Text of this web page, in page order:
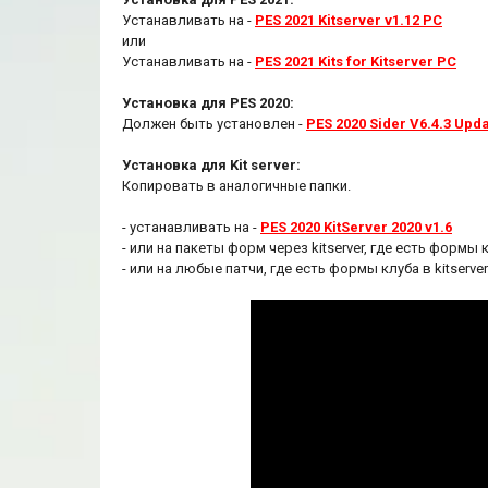
Устанавливать на - PES 2021 Kitserver v1.12 PC
или
Устанавливать на - PES 2021 Kits for Kitserver PC
Установка для PES 2020:
Должен быть установлен - PES 2020 Sider V6.4.3
Установка для Kit server:
Копировать в аналогичные папки.
- устанавливать на - PES 2020 KitServer 2020 v1.6
- или на пакеты форм через kitserver, где есть формы
- или на любые патчи, где есть формы клуба в